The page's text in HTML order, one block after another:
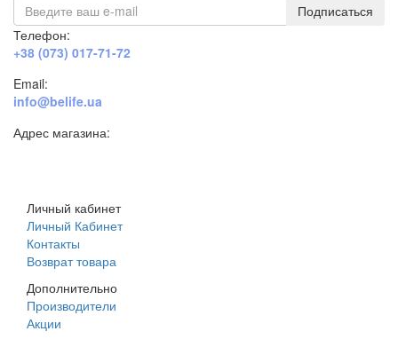
Подписаться
Телефон:
+38 (073) 017-71-72
Email:
info@belife.ua
Адрес магазина:
Личный кабинет
Личный Кабинет
Контакты
Возврат товара
Дополнительно
Производители
Акции